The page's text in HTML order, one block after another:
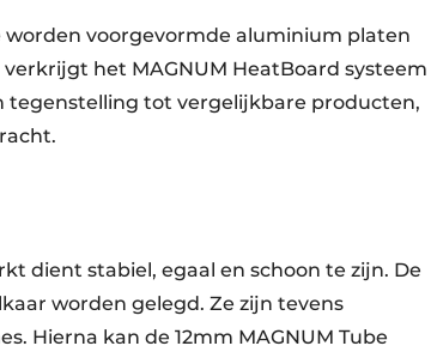
voorgevormde aluminium platen
het MAGNUM HeatBoard systeem
tegenstelling tot vergelijkbare producten,
dient stabiel, egaal en schoon te zijn. De
worden gelegd. Ze zijn tevens
Hierna kan de 12mm MAGNUM Tube